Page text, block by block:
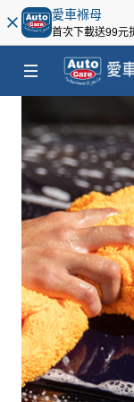
愛車褓母
首次下載送99元